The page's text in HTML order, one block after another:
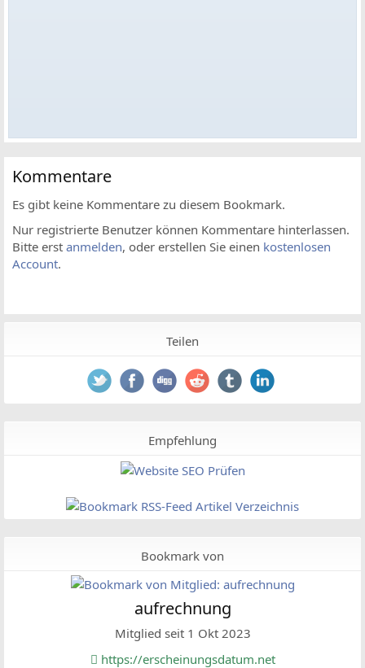
Kommentare
Es gibt keine Kommentare zu diesem Bookmark.
Nur registrierte Benutzer können Kommentare hinterlassen.
Bitte erst anmelden, oder erstellen Sie einen kostenlosen
Account.
Teilen
Empfehlung
Bookmark von
aufrechnung
Mitglied seit 1 Okt 2023
https://erscheinungsdatum.net